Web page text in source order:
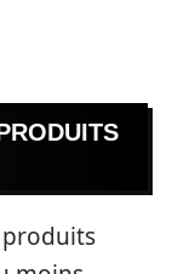
produits